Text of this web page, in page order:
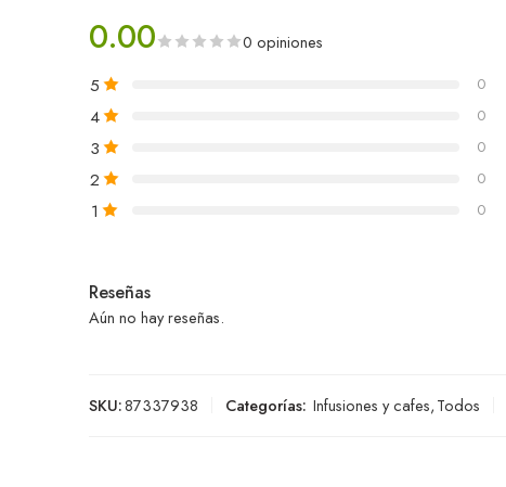
0.00 0 opiniones
5 0
4 0
3 0
2 0
1 0
Reseñas
Aún no hay reseñas.
SKU:87337938 Categorías: Infusiones y cafes,Todos